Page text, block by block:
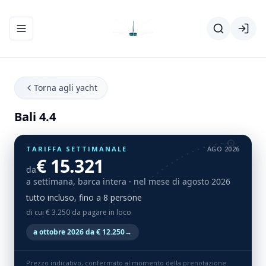
Apri/chiudi menu di navigazione
Torna agli yacht
Bali 4.4
TARIFFA SETTIMANALE AGO 2026
da€ 15.321
a settimana, barca intera · nel mese di agosto 2026
tutto incluso, fino a 8 persone
di cui € 3.250 da pagare in loco
a ottobre 2026 da € 12.250→
Prezzo indicativo, confermato al momento della prenotazione.